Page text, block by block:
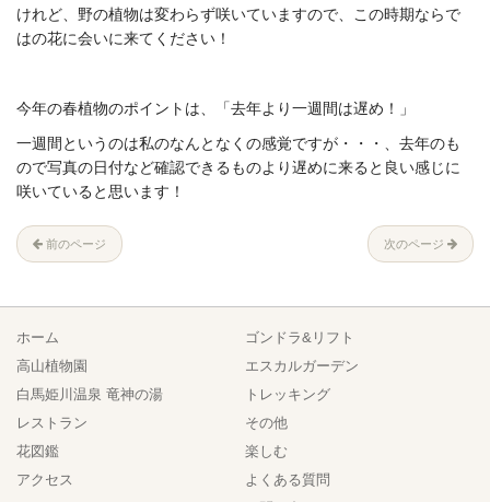
けれど、野の植物は変わらず咲いていますので、この時期ならで
はの花に会いに来てください！
今年の春植物のポイントは、「去年より一週間は遅め！」
一週間というのは私のなんとなくの感覚ですが・・・、去年のも
ので写真の日付など確認できるものより遅めに来ると良い感じに
咲いていると思います！
前のページ 次のページ
ホーム
ゴンドラ&リフト
高山植物園
エスカルガーデン
白馬姫川温泉 竜神の湯
トレッキング
レストラン
その他
花図鑑
楽しむ
アクセス
よくある質問